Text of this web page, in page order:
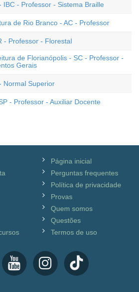
IBC - Professor - Sistema Braille
de Rio Branco - AC - Professor
- Professor - Florestal
de Florianópolis - SC - Professor -
Gerais
Normal Superior
- Professor - Auxiliar Docente
Página inicial
Perguntas frequentes
Política de privacidade
Provas
Quem somos
Questões
Termos de uso